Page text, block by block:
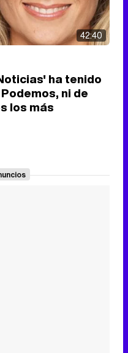
42:40
ha tenido
ni de
los más